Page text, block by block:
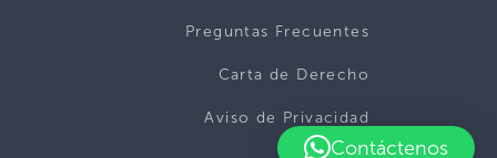
Contáctenos
Preguntas Frecuentes
Carta de Derecho
Aviso de Privacidad